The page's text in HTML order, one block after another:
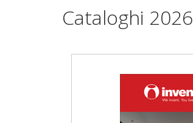
Cataloghi 2026